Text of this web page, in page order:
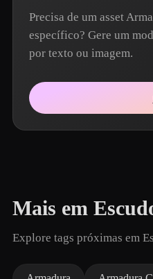
Precisa de um asset
específico? Gere um
por texto ou imagem.
Mais em
Explore tags próximas em